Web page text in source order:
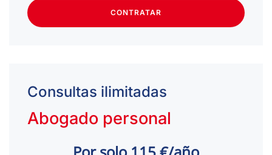
CONTRATAR
Consultas ilimitadas
Abogado personal